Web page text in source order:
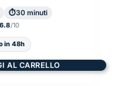
30 minuti
6.8
in 48h
AL CARRELLO